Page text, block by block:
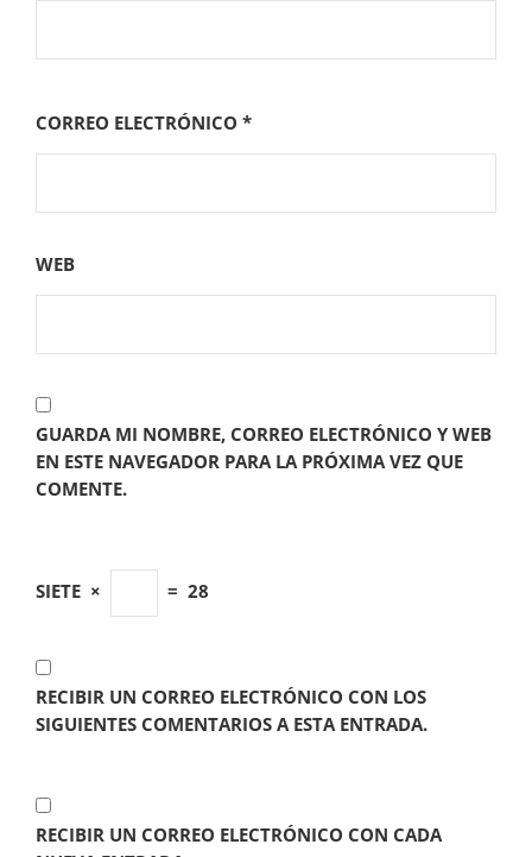
CORREO ELECTRÓNICO *
WEB
GUARDA MI NOMBRE, CORREO ELECTRÓNICO Y WEB
EN ESTE NAVEGADOR PARA LA PRÓXIMA VEZ QUE
COMENTE.
SIETE × = 28
RECIBIR UN CORREO ELECTRÓNICO CON LOS
SIGUIENTES COMENTARIOS A ESTA ENTRADA.
RECIBIR UN CORREO ELECTRÓNICO CON CADA